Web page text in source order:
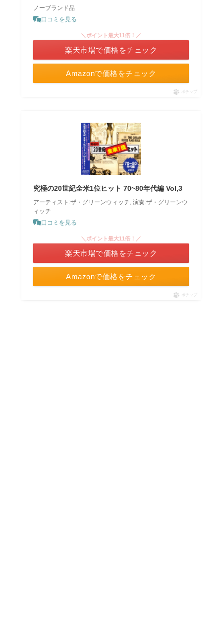
ノーブランド品
口コミを見る
Amazonで価格をチェック
＼ポイント最大11倍！／
楽天市場で価格をチェック
ポチップ
究極の20世紀全米1位ヒット 70~80年代編 Vol,3
アーティスト:ザ・グリーンウィッチ, 演奏:ザ・グリーンウ
ィッチ
口コミを見る
Amazonで価格をチェック
＼ポイント最大11倍！／
楽天市場で価格をチェック
ポチップ